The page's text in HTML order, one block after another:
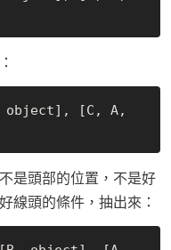
object], [C, A,
是頭部的位置，不是好
線頭的條件，抽出來：